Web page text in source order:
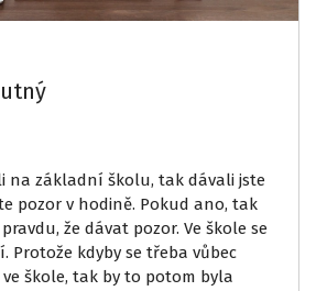
na základní školu, tak dávali jste
pozor v hodině. Pokud ano, tak
že dávat pozor. Ve škole se
Protože kdyby se třeba vůbec
škole, tak by to potom byla